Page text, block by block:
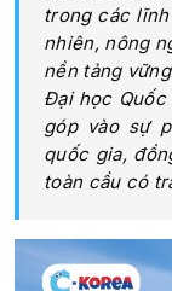
trong các
nhiên, nông
nền tảng
Đại học Quốc
góp vào sự
quốc gia,
toàn cầu có